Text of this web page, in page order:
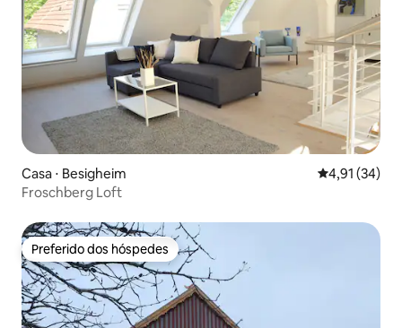
Casa ⋅ Besigheim 4,91 de uma
4,91 (34)
Froschberg Loft
Preferido dos hóspedes
Preferido dos hóspedes